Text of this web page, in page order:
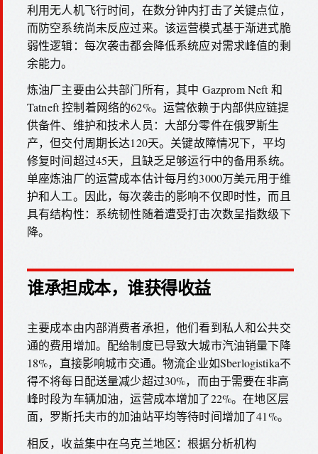
利用无人机飞行时间，在数分钟内打击了关键点位，
而防空系统尚未反应过来。该运营模式基于渐进式脆
弱性逻辑：每次袭击都会降低系统应对需求峰值的剩
余能力。
炼油厂主要由公共部门所有，其中 Gazprom Neft 和
Tatneft 控制着网络的62%。运营依赖于内部供应链提
供备件、维护和技术人员：大部分零件在俄罗斯生
产，但交付周期长达120天。关键故障情况下，平均
修复时间超过45天，且缺乏足够运行中的备用系统。
单座炼油厂的运营成本估计每月约3000万美元用于维
护和人工。因此，每次袭击的影响不仅即时性，而且
具有结构性：系统韧性随着遭受打击次数呈指数级下
降。
谁承担成本，谁获得收益
主要成本由内部消费者承担，他们看到私人和公共交
通的费用增加。配给制度已导致大城市汽油销量下降
18%，直接影响城市交通。物流企业如Sberlogistika不
得不将每日配送量减少超过30%，而由于需要在非高
峰时段为车辆加油，运营成本增加了22%。在地区层
面，罗斯托夫市的加油站平均等待时间增加了41%。
相反，收益集中在乌克兰地区：根据分析机构